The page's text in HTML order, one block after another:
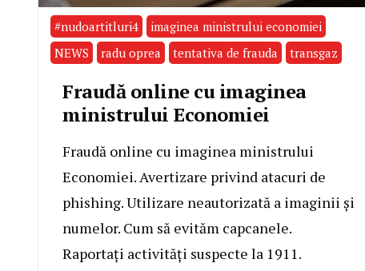
#nudoartitluri4
imaginea ministrului economiei
NEWS
radu oprea tentativa de frauda transgaz
Fraudă online cu imaginea
ministrului Economiei
Fraudă online cu imaginea ministrului
Economiei. Avertizare privind atacuri de
phishing. Utilizare neautorizată a imaginii și
numelor. Cum să evităm capcanele.
Raportați activități suspecte la 1911.